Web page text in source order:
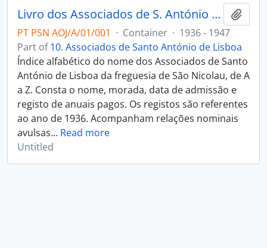
Livro dos Associados de S. António de Lisboa da freguesia de São Nicolau de Lisboa
PT PSN AOJ/A/01/001 · Container · 1936 - 1947
Part of10. Associados de Santo António de Lisboa
Índice alfabético do nome dos Associados de Santo
António de Lisboa da freguesia de São Nicolau, de A
a Z. Consta o nome, morada, data de admissão e
registo de anuais pagos. Os registos são referentes
ao ano de 1936. Acompanham relações nominais
avulsas… Read more
Untitled